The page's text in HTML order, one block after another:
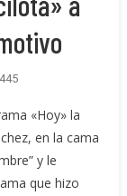
«Hoy» la
en la cama
y le
que hizo